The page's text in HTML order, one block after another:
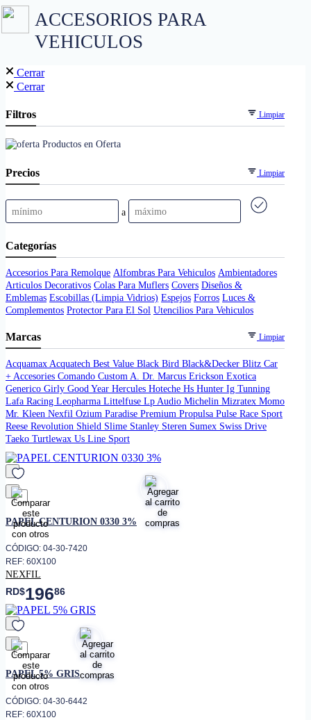
ACCESORIOS PARA
VEHICULOS
Cerrar
Cerrar
Filtros Limpiar
Productos en Oferta
Precios Limpiar
a
Categorías
Accesorios Para Remolque Alfombras Para Vehiculos Ambientadores
Articulos Decorativos Colas Para Muflers Covers Diseños &
Emblemas Escobillas (Limpia Vidrios) Espejos Forros Luces &
Complementos Protector Para El Sol Utencilios Para Vehiculos
Marcas Limpiar
Acquamax Acquatech Best Value Black Bird Black&Decker Blitz Car
+ Accesories Comando Custom A. Dr. Marcus Erickson Exotica
Generico Girly Good Year Hercules Hoteche Hs Hunter Ig Tunning
Lafa Racing Leopharma Littelfuse Lp Audio Michelin Mizratex Momo
Mr. Kleen Nexfil Ozium Paradise Premium Propulsa Pulse Race Sport
Reese Revolution Shield Slime Stanley Steren Sumex Swiss Drive
Taeko Turtlewax Us Line Sport
favorito
PAPEL CENTURION 0330 3%
CÓDIGO: 04-30-7420
REF: 60X100
NEXFIL
RD$19686
favorito
PAPEL 5% GRIS
CÓDIGO: 04-30-6442
REF: 60X100